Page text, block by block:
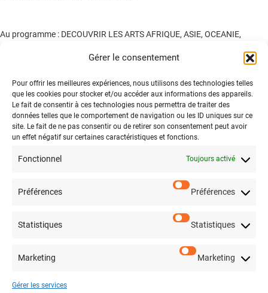
Gérer le consentement
Pour offrir les meilleures expériences, nous utilisons des technologies telles
que les cookies pour stocker et/ou accéder aux informations des appareils.
Le fait de consentir à ces technologies nous permettra de traiter des
données telles que le comportement de navigation ou les ID uniques sur ce
site. Le fait de ne pas consentir ou de retirer son consentement peut avoir
un effet négatif sur certaines caractéristiques et fonctions.
Fonctionnel Toujours activé
Préférences Préférences
Statistiques Statistiques
Marketing Marketing
Gérer les services
Au programme : DECOUVRIR LES ARTS AFRIQUE, ASIE, OCEANIE,
Les places sont limitées, nous vous invitons à vous inscrire au plus vite et
avant le vendredi 17 juin à l’accueil de la Mission Locale ou par téléphone
au 01.56.32.30.70.
Mentions légales
Contact